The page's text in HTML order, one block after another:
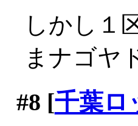
しかし１
まナゴヤ
#8 [千葉ロ